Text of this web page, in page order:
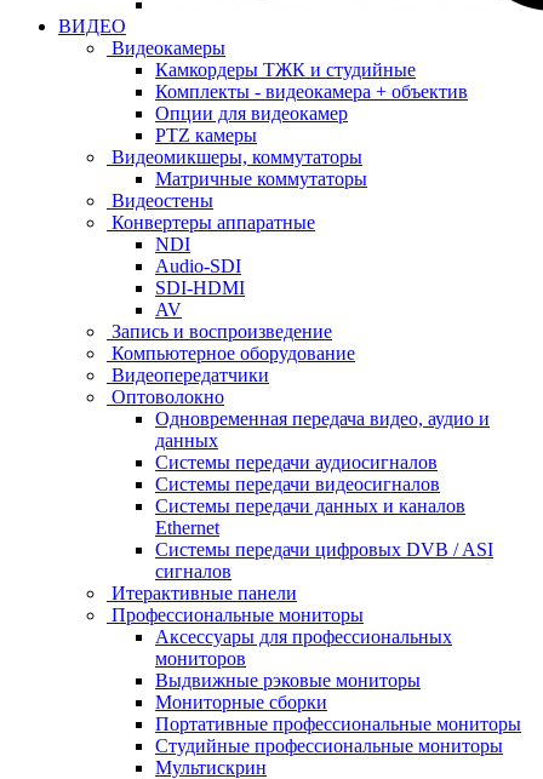
ВИДЕО
Видеокамеры
Камкордеры ТЖК и студийные
Комплекты - видеокамера + объектив
Опции для видеокамер
PTZ камеры
Видеомикшеры, коммутаторы
Матричные коммутаторы
Видеостены
Конвертеры аппаратные
NDI
Audio-SDI
SDI-HDMI
AV
Запись и воспроизведение
Компьютерное оборудование
Видеопередатчики
Оптоволокно
Одновременная передача видео, аудио и
данных
Системы передачи аудиосигналов
Системы передачи видеосигналов
Системы передачи данных и каналов
Ethernet
Системы передачи цифровых DVB / ASI
сигналов
Итерактивные панели
Профессиональные мониторы
Аксессуары для профессиональных
мониторов
Выдвижные рэковые мониторы
Мониторные сборки
Портативные профессиональные мониторы
Студийные профессиональные мониторы
Мультискрин